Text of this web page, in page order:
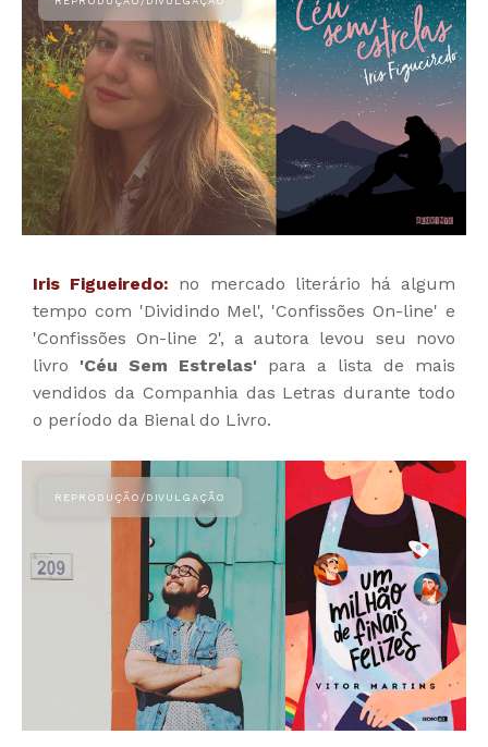
Iris Figueiredo: no mercado literário há algum
tempo com 'Dividindo Mel', 'Confissões On-line' e
'Confissões On-line 2', a autora levou seu novo
livro 'Céu Sem Estrelas' para a lista de mais
vendidos da Companhia das Letras durante todo
o período da Bienal do Livro.